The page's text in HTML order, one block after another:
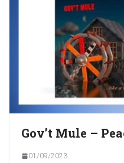
Gov’t Mule –
01/09/2023